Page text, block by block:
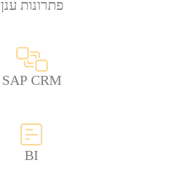
פתרונות ענן
SAP CRM
BI